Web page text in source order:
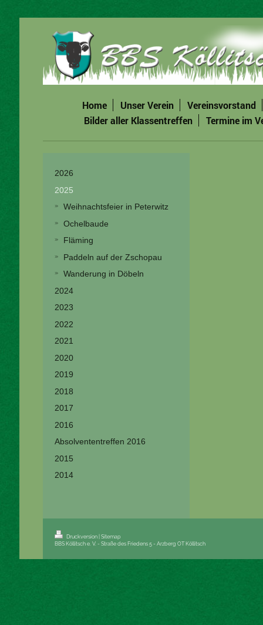
Home Unser Verein
Vereinsvorstand
Bilder aller Klassentreffen
Termine im
2026
2025
Weihnachtsfeier in Peterwitz
Ochelbaude
Fläming
Paddeln auf der Zschopau
Wanderung in Döbeln
2024
2023
2022
2021
2020
2019
2018
2017
2016
Absolvententreffen 2016
2015
2014
Druckversion | Sitemap
BBS Köllitsch e. V. - Straße des Friedens 5 - Arzberg OT Köllitsch